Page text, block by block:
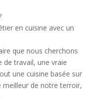
en cuisine avec un
que nous cherchons
de travail, une vraie
une cuisine basée sur
meilleur de notre terroir,